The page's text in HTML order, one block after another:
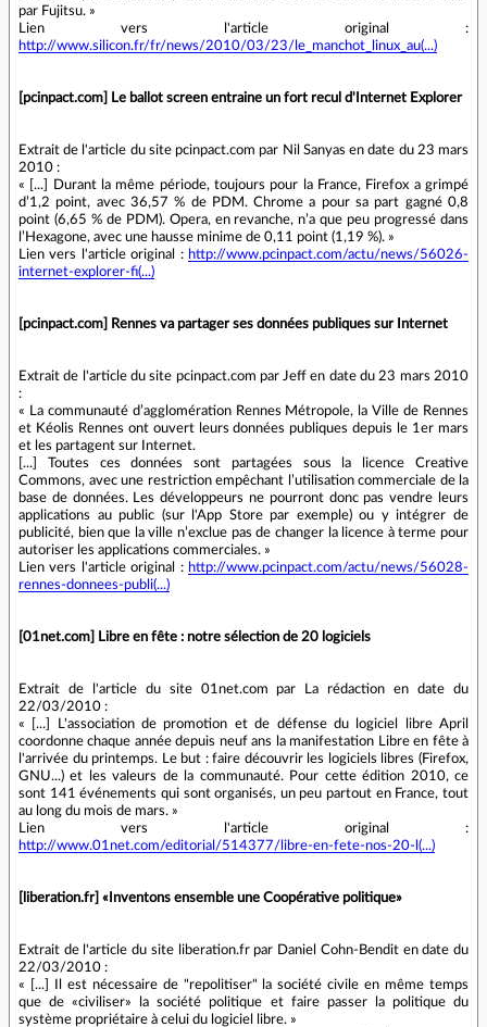
par Fujitsu. »
Lien vers l'article original :
http://www.silicon.fr/fr/news/2010/03/23/le_manchot_linux_au(...)
[pcinpact.com] Le ballot screen entraine un fort recul d'Internet Explorer
Extrait de l'article du site pcinpact.com par Nil Sanyas en date du 23 mars
2010 :
« [...] Durant la même période, toujours pour la France, Firefox a grimpé
d’1,2 point, avec 36,57 % de PDM. Chrome a pour sa part gagné 0,8
point (6,65 % de PDM). Opera, en revanche, n’a que peu progressé dans
l’Hexagone, avec une hausse minime de 0,11 point (1,19 %). »
Lien vers l'article original : http://www.pcinpact.com/actu/news/56026-
internet-explorer-fi(...)
[pcinpact.com] Rennes va partager ses données publiques sur Internet
Extrait de l'article du site pcinpact.com par Jeff en date du 23 mars 2010
:
« La communauté d’agglomération Rennes Métropole, la Ville de Rennes
et Kéolis Rennes ont ouvert leurs données publiques depuis le 1er mars
et les partagent sur Internet.
[...] Toutes ces données sont partagées sous la licence Creative
Commons, avec une restriction empêchant l’utilisation commerciale de la
base de données. Les développeurs ne pourront donc pas vendre leurs
applications au public (sur l'App Store par exemple) ou y intégrer de
publicité, bien que la ville n’exclue pas de changer la licence à terme pour
autoriser les applications commerciales. »
Lien vers l'article original : http://www.pcinpact.com/actu/news/56028-
rennes-donnees-publi(...)
[01net.com] Libre en fête : notre sélection de 20 logiciels
Extrait de l'article du site 01net.com par La rédaction en date du
22/03/2010 :
« [...] L'association de promotion et de défense du logiciel libre April
coordonne chaque année depuis neuf ans la manifestation Libre en fête à
l'arrivée du printemps. Le but : faire découvrir les logiciels libres (Firefox,
GNU...) et les valeurs de la communauté. Pour cette édition 2010, ce
sont 141 événements qui sont organisés, un peu partout en France, tout
au long du mois de mars. »
Lien vers l'article original :
http://www.01net.com/editorial/514377/libre-en-fete-nos-20-l(...)
[liberation.fr] «Inventons ensemble une Coopérative politique»
Extrait de l'article du site liberation.fr par Daniel Cohn-Bendit en date du
22/03/2010 :
« [...] Il est nécessaire de "repolitiser" la société civile en même temps
que de «civiliser» la société politique et faire passer la politique du
système propriétaire à celui du logiciel libre. »